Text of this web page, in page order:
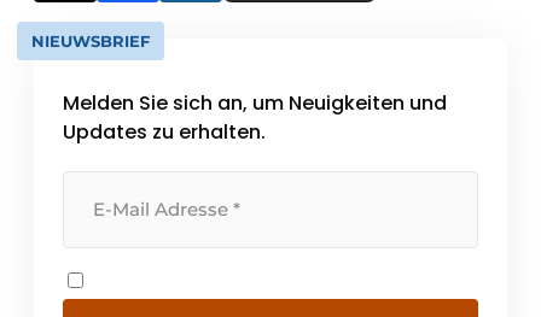
NIEUWSBRIEF
Melden Sie sich an, um Neuigkeiten und
Updates zu erhalten.